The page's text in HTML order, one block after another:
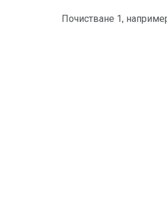
Почистване 1,